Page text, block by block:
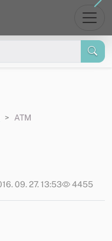
ATM
09. 27. 13:53 4455